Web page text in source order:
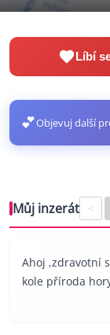
Líbí
💕Objevuj další
Můj inzerát <
Ahoj ,zdravotní
kole příroda